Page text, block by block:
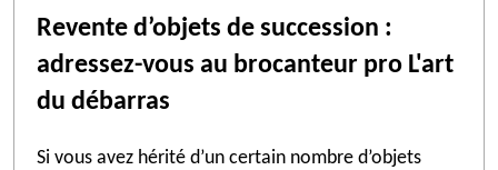
Revente d’objets de succession :
adressez-vous au brocanteur pro L'art
du débarras
Si vous avez hérité d’un certain nombre d’objets